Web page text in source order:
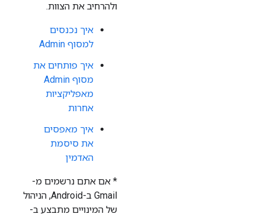
ולהרחיב את הצוות.
איך נכנסים
למסוף Admin
איך פותחים את
מסוף Admin
מאפליקציות
אחרות
איך מאפסים
את סיסמת
האדמין
‫* אם אתם נרשמים מ-
Gmail ב-Android, הניהול
של המינויים מתבצע ב-